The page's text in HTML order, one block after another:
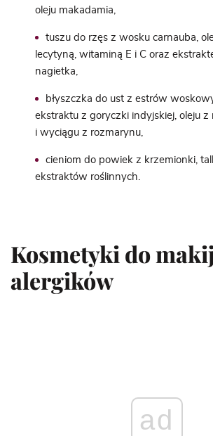
oleju makadamia,
tuszu do rzęs z wosku carnauba,
lecytyną, witaminą E i C oraz
nagietka,
błyszczka do ust z estrów
ekstraktu z goryczki indyjskiej, oleju z
i wyciągu z rozmarynu,
cieniom do powiek z krzemionki,
ekstraktów roślinnych.
Kosmetyki do
alergików
ad